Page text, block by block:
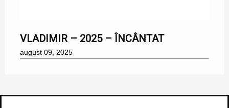
VLADIMIR – 2025 – ÎNCÂNTAT
august 09, 2025